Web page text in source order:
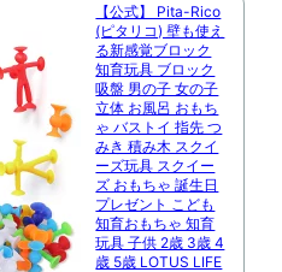
【公式】 Pita-Rico
(ピタリコ) 壁も使え
る新感覚ブロック
知育玩具 ブロック
吸盤 男の子 女の子
立体 お風呂 おもち
ゃ バストイ 指先 つ
みき 積み木 スクイ
ーズ玩具 スクイー
ズ おもちゃ 誕生日
プレゼント こども
知育おもちゃ 知育
玩具 子供 2歳 3歳 4
歳 5歳 LOTUS LIFE